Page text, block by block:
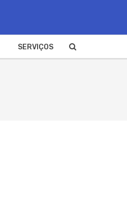
SERVIÇOS